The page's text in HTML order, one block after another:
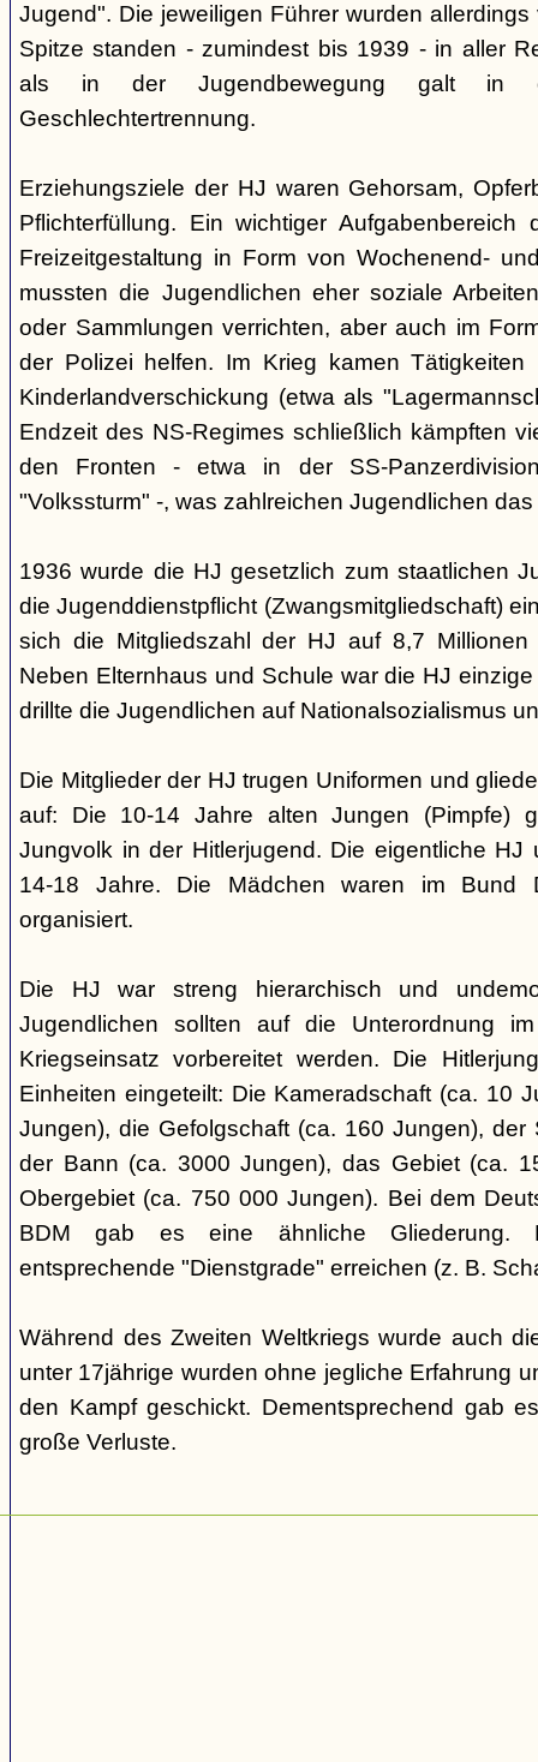
Jugend". Die jeweiligen Führer wurden
Spitze standen - zumindest bis 1939 - in aller
als in der Jugendbewegung galt in
Geschlechtertrennung.
Erziehungsziele der HJ waren Gehorsam,
Pflichterfüllung. Ein wichtiger
Freizeitgestaltung in Form von Wochenend-
mussten die Jugendlichen eher soziale
oder Sammlungen verrichten, aber auch im
der Polizei helfen. Im Krieg kamen
Kinderlandverschickung (etwa als
Endzeit des NS-Regimes schließlich kämpften
den Fronten - etwa in der SS-
"Volkssturm" -, was zahlreichen Jugendlichen
1936 wurde die HJ gesetzlich zum staatlichen
die Jugenddienstpflicht (Zwangsmitgliedschaft)
sich die Mitgliedszahl der HJ auf 8,7 Millionen
Neben Elternhaus und Schule war die HJ
drillte die Jugendlichen auf Nationalsozialismus
Die Mitglieder der HJ trugen Uniformen und
auf: Die 10-14 Jahre alten Jungen (Pimpfe)
Jungvolk in der Hitlerjugend. Die eigentliche HJ
14-18 Jahre. Die Mädchen waren im Bund
organisiert.
Die HJ war streng hierarchisch und
Jugendlichen sollten auf die Unterordnung
Kriegseinsatz vorbereitet werden. Die
Einheiten eingeteilt: Die Kameradschaft (ca. 10
Jungen), die Gefolgschaft (ca. 160 Jungen), der
der Bann (ca. 3000 Jungen), das Gebiet (ca.
Obergebiet (ca. 750 000 Jungen). Bei dem
BDM gab es eine ähnliche Gliederung.
entsprechende "Dienstgrade" erreichen (z. B.
Während des Zweiten Weltkriegs wurde auch
unter 17jährige wurden ohne jegliche Erfahrung
den Kampf geschickt. Dementsprechend gab
große Verluste.